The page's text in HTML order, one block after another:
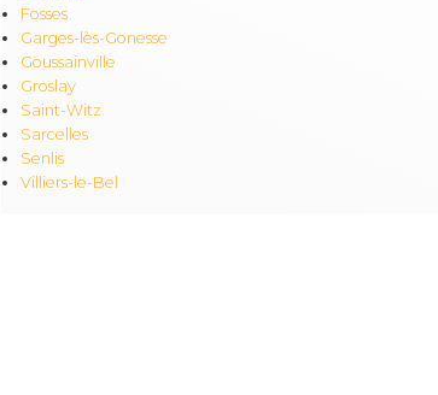
Fosses
Garges-lès-Gonesse
Goussainville
Groslay
Saint-Witz
Sarcelles
Senlis
Villiers-le-Bel